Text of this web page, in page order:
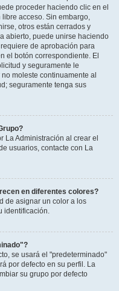
proceder haciendo clic en el
acceso. Sin embargo,
otros están cerrados y
abierto, puede unirse haciendo
de aprobación para
el botón correspondiente. El
y seguramente le
moleste continuamente al
seguramente tenga sus
La Administración al crear el
usuarios, contacte con La
en diferentes colores?
de asignar un color a los
identificación.
se usará el "predeterminado"
por defecto en su perfil. La
su grupo por defecto